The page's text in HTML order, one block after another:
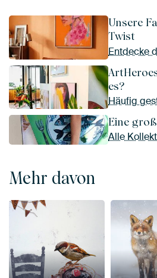
Unsere
Twist
Entdecke
es?
Häufig
Eine
Alle
Mehr davon